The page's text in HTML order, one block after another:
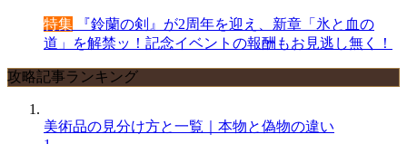
特集 『鈴蘭の剣』が2周年を迎え、新章「氷と血の
道」を解禁ッ！記念イベントの報酬もお見逃し無く！
攻略記事ランキング
美術品の見分け方と一覧｜本物と偽物の違い